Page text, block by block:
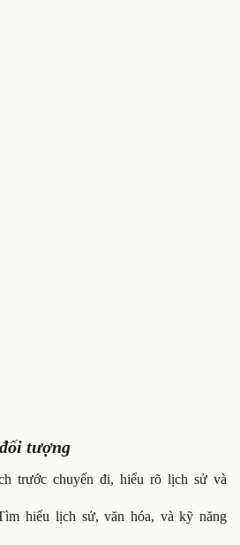
tượng
trước chuyến đi, hiểu rõ lịch sử và
hiểu lịch sử, văn hóa, và kỹ năng